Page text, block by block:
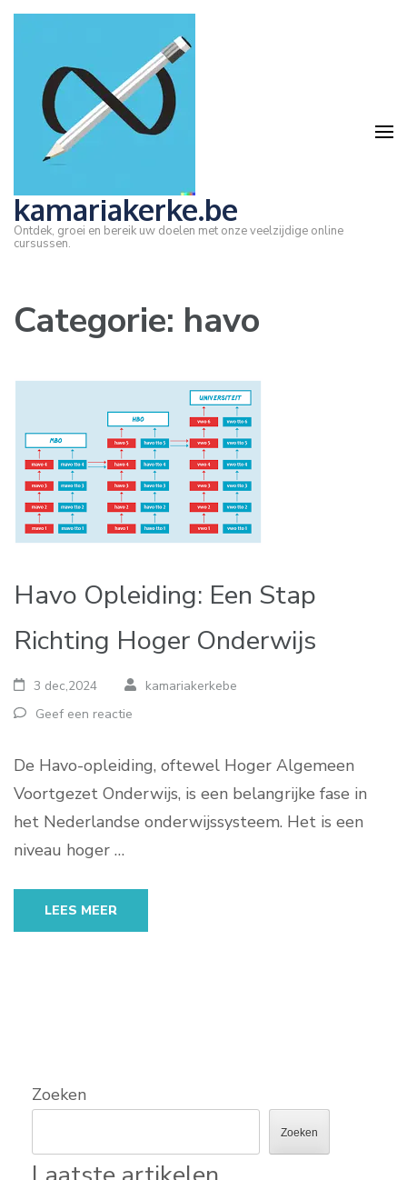
Ga
Enter)
kamariakerke.be
Ontdek, groei en bereik uw doelen met onze veelzijdige online
cursussen.
Categorie: havo
Havo Opleiding: Een Stap
Richting Hoger Onderwijs
3 dec,2024
kamariakerkebe
Geef een reactie
De Havo-opleiding, oftewel Hoger Algemeen
Voortgezet Onderwijs, is een belangrijke fase in
het Nederlandse onderwijssysteem. Het is een
niveau hoger …
LEES MEER
Zoeken
Zoeken